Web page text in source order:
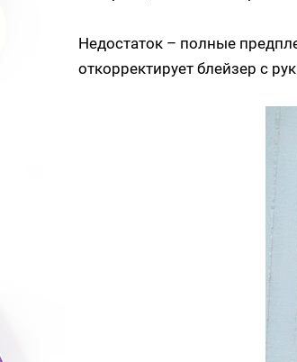
Недостаток – полные
откорректирует блейзер с